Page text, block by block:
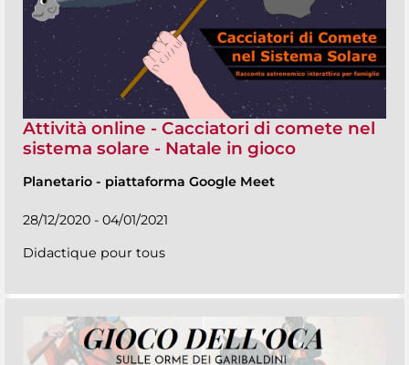
Attività online - Cacciatori di comete nel
sistema solare - Natale in gioco
Planetario - piattaforma Google Meet
28/12/2020 - 04/01/2021
Didactique pour tous